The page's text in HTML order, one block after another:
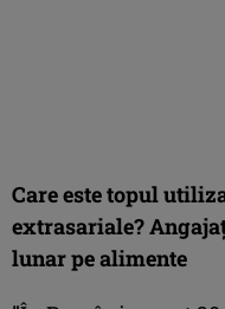
Care este topul
extrasariale?
lunar pe alimente